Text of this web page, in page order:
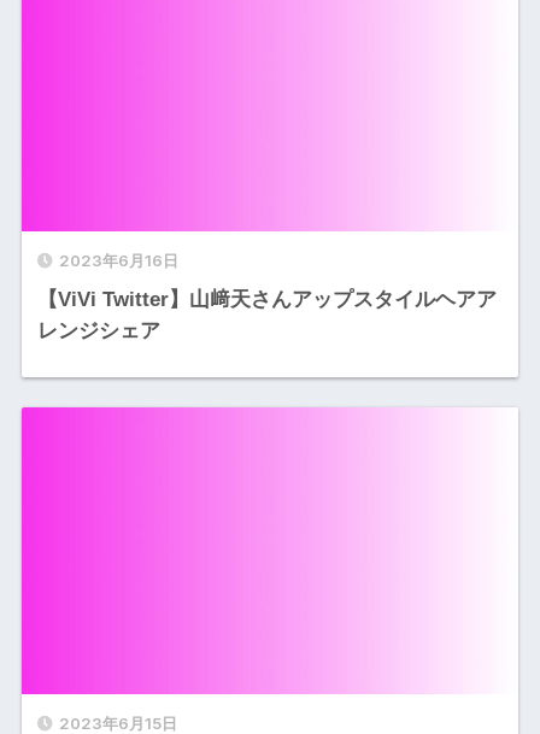
2023年6月16日
【ViVi Twitter】山﨑天さんアップスタイルヘアア
レンジシェア
2023年6月15日